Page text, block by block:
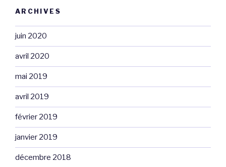
ARCHIVES
juin 2020
avril 2020
mai 2019
avril 2019
février 2019
janvier 2019
décembre 2018